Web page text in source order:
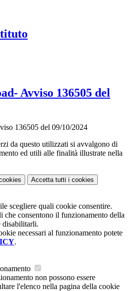
Avviso 136505 del
136505 del 09/10/2024
da questo utilizzati si avvalgono di
ed utili alle finalità illustrate nella
Accetta tutti i cookies
scegliere quali cookie consentire.
che consentono il funzionamento della
disabilitarli.
necessari al funzionamento potete
.
non possono essere
l'elenco nella pagina della cookie